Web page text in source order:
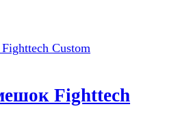
Fighttech